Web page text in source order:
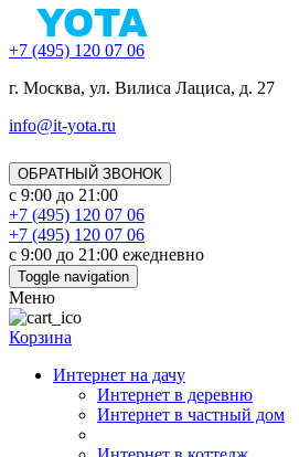
+7 (495) 120 07 06
г. Москва, ул. Вилиса Лациса, д. 27
info@it-yota.ru
ОБРАТНЫЙ ЗВОНОК
с 9:00 до 21:00
+7 (495) 120 07 06
+7 (495) 120 07 06
с 9:00 до 21:00 ежедневно
Toggle navigation
Меню
Корзина
Интернет на дачу
Интернет в деревню
Интернет в частный дом